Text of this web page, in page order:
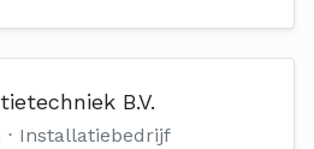
B.V.
Installatiebedrijf